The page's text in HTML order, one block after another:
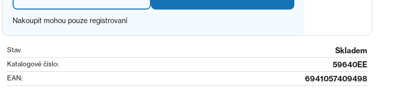
Nakoupit mohou pouze registrovaní
Stav Skladem
Katalogové číslo: 59640EE
EAN: 6941057409498